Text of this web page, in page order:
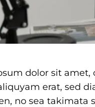
dolor sit
erat, sed
no sea takimata